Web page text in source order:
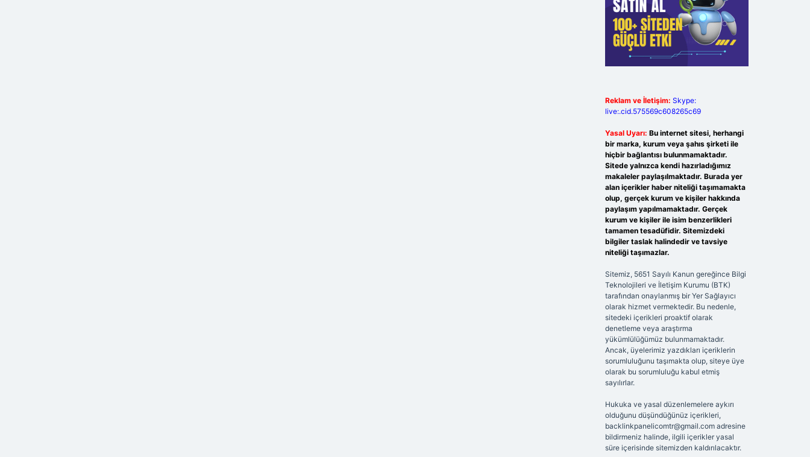
Reklam ve İletişim: Skype:
live:.cid.575569c608265c69
Yasal Uyarı: Bu internet sitesi, herhangi
bir marka, kurum veya şahıs şirketi ile
hiçbir bağlantısı bulunmamaktadır.
Sitede yalnızca kendi hazırladığımız
makaleler paylaşılmaktadır. Burada yer
alan içerikler haber niteliği taşımamakta
olup, gerçek kurum ve kişiler hakkında
paylaşım yapılmamaktadır. Gerçek
kurum ve kişiler ile isim benzerlikleri
tamamen tesadüfidir. Sitemizdeki
bilgiler taslak halindedir ve tavsiye
niteliği taşımazlar.
Sitemiz, 5651 Sayılı Kanun gereğince Bilgi
Teknolojileri ve İletişim Kurumu (BTK)
tarafından onaylanmış bir Yer Sağlayıcı
olarak hizmet vermektedir. Bu nedenle,
sitedeki içerikleri proaktif olarak
denetleme veya araştırma
yükümlülüğümüz bulunmamaktadır.
Ancak, üyelerimiz yazdıkları içeriklerin
sorumluluğunu taşımakta olup, siteye üye
olarak bu sorumluluğu kabul etmiş
sayılırlar.
Hukuka ve yasal düzenlemelere aykırı
olduğunu düşündüğünüz içerikleri,
backlinkpanelicomtr@gmail.comadresine
bildirmeniz halinde, ilgili içerikler yasal
süre içerisinde sitemizden kaldırılacaktır.